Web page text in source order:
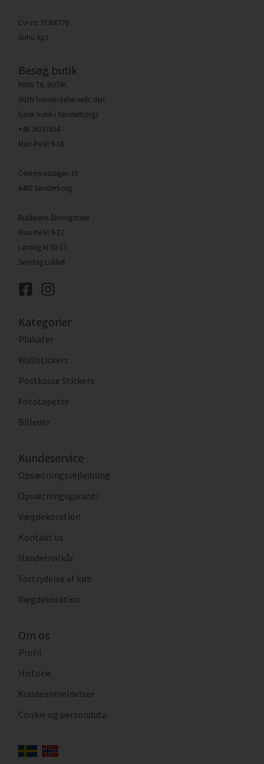
Cvr nr. 37306770
Sohu ApS
Besøg butik
RING TIL BUTIK
(KUN henvendelse vedr. den
fysisk butik i Sønderborg):
+45 26137654
Man-fre kl 9-18
Centerpassagen 10
6400 Sønderborg
Butikkens åbningstider
Man-fre kl 9-17
Lørdag kl 10-13
Søndag Lukket
Kategorier
Plakater
Wallstickers
Postkasse Stickers
Fototapeter
Billeder
Kundeservice
Opsætningsvejledning
Opsætningsgaranti
Vægdekoration
Kontakt os
Handelsvilkår
Fortrydelse af køb
Vægdekoration
Om os
Profil
Historie
Kundeanmeldelser
Cookie og persondata